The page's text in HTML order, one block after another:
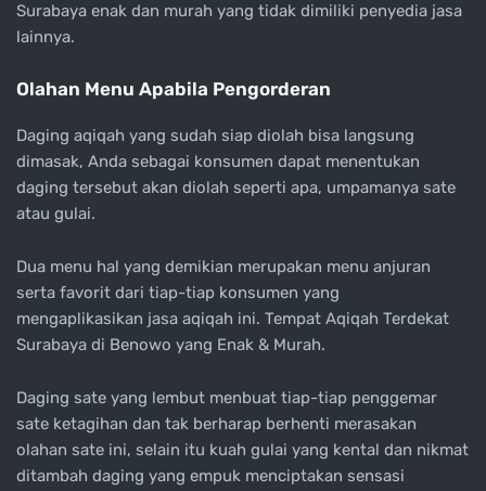
Surabaya enak dan murah yang tidak dimiliki penyedia jasa
lainnya.
Olahan Menu Apabila Pengorderan
Daging aqiqah yang sudah siap diolah bisa langsung
dimasak, Anda sebagai konsumen dapat menentukan
daging tersebut akan diolah seperti apa, umpamanya sate
atau gulai.
Dua menu hal yang demikian merupakan menu anjuran
serta favorit dari tiap-tiap konsumen yang
mengaplikasikan jasa aqiqah ini. Tempat Aqiqah Terdekat
Surabaya di Benowo yang Enak & Murah.
Daging sate yang lembut menbuat tiap-tiap penggemar
sate ketagihan dan tak berharap berhenti merasakan
olahan sate ini, selain itu kuah gulai yang kental dan nikmat
ditambah daging yang empuk menciptakan sensasi